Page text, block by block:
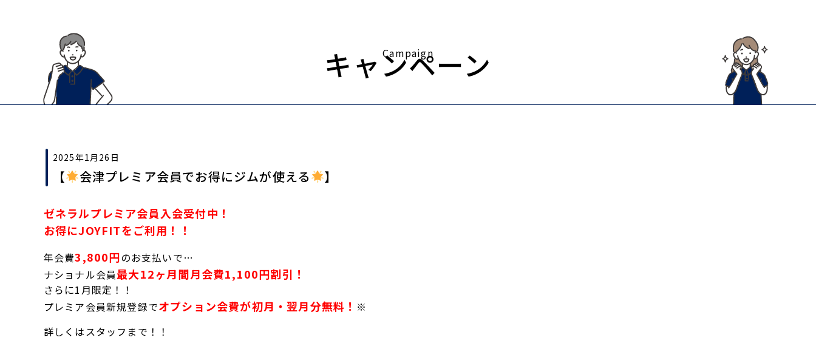
Campaign
キャンペーン
2025年1月26日
【 会津プレミア会員でお得にジムが使える 】
ゼネラルプレミア会員入会受付中！
お得にJOYFITをご利用！！
年会費3,800円のお支払いで…
ナショナル会員最大12ヶ月間月会費1,100円割引！
さらに1月限定！！
プレミア会員新規登録でオプション会費が初月・翌月分無料！ ※
詳しくはスタッフまで！！